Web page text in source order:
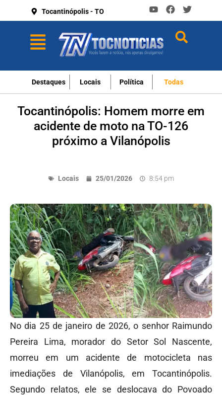
Tocantinópolis - TO
Destaques Locais Política Todas
Tocantinópolis: Homem morre em
acidente de moto na TO-126
próximo a Vilanópolis
Locais 25/01/2026 8:54 pm
No dia 25 de janeiro de 2026, o senhor Raimundo
Pereira Lima, morador do Setor Sol Nascente,
morreu em um acidente de motocicleta nas
imediações de Vilanópolis, em Tocantinópolis.
Segundo relatos, ele se deslocava do Povoado